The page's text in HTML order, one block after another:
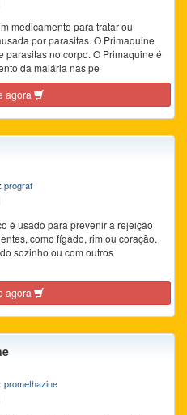
medicamento para tratar ou
por parasitas. O Primaquine
parasitas no corpo. O Primaquine é
da malária nas pe
agora
prograf
é usado para prevenir a rejeição
como fígado, rim ou coração.
sozinho ou com outros
agora
promethazine